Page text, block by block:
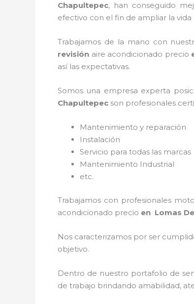
Chapultepec, han conseguido
efectivo con el fin de ampliar la
Trabajamos de la mano con
revisión aire acondicionado precio
así las expectativas.
Somos una empresa experta
Chapultepec son profesionales
Mantenimiento y reparación
Instalación
Servicio para todas las marcas
Mantenimiento Industrial
etc.
Trabajamos con profesionales
acondicionado precio en Lomas
Nos caracterizamos por ser
objetivo.
Dentro de nuestro portafolio de
de trabajo brindando amabilidad,